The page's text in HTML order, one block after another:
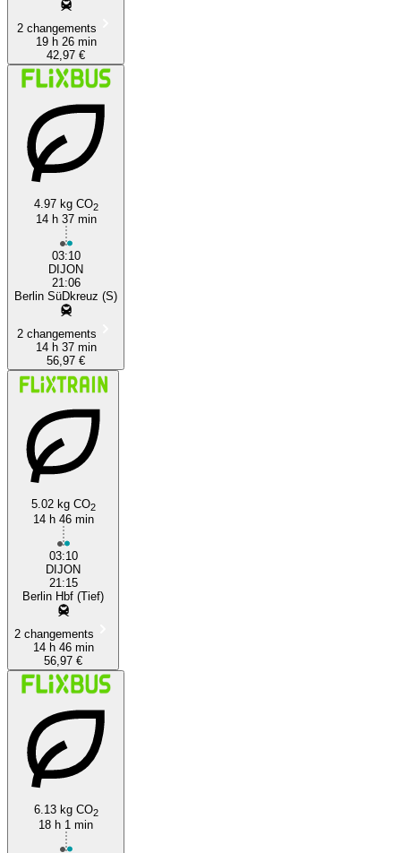
2 changements
19 h 26 min
42,97 €
4.97 kg CO2
14 h 37 min
03:10
DIJON
21:06
Berlin SüDkreuz (S)
2 changements
14 h 37 min
56,97 €
5.02 kg CO2
14 h 46 min
03:10
DIJON
21:15
Berlin Hbf (Tief)
2 changements
14 h 46 min
56,97 €
6.13 kg CO2
18 h 1 min